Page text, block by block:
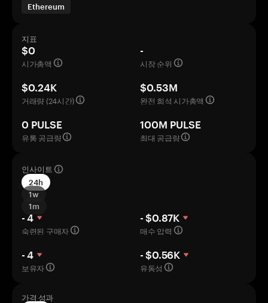
Ethereum
지표
$0
시가총액
-
시장 순위
$0.24K
거래량 (24시간)
$0.53M
완전 희석 시가총액
0 PULSE
유통 공급량
100M PULSE
최대 공급량
인사이트
24h
1w
1m
- 4
숙련된 구매자
- $0.87K
매수 압력
- 4
보유자
- $0.56K
유동성
가격 성과